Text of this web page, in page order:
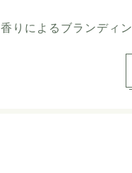
香りによるブランディ